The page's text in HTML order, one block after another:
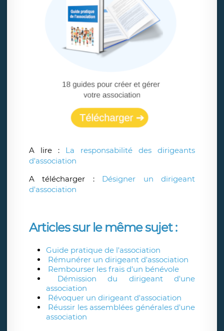
A lire : La responsabilité des dirigeants
d'association
A télécharger :Désigner un dirigeant
d'association
Articles sur le même sujet :
Guide pratique de l'association
Rémunérer un dirigeant d'association
Rembourser les frais d'un bénévole
Démission du dirigeant d'une
association
Révoquer un dirigeant d'association
Réussir les assemblées générales d'une
association